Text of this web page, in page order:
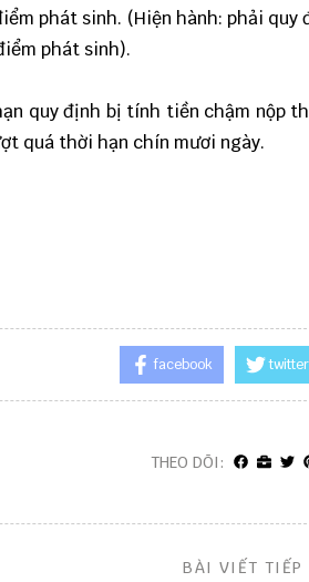
phát sinh. (Hiện hành: phải quy
phát sinh).
quy định bị tính tiền chậm nộp
quá thời hạn chín mươi ngày.
facebook twitter
THEO DÕI:
BÀI VIẾT TIẾP